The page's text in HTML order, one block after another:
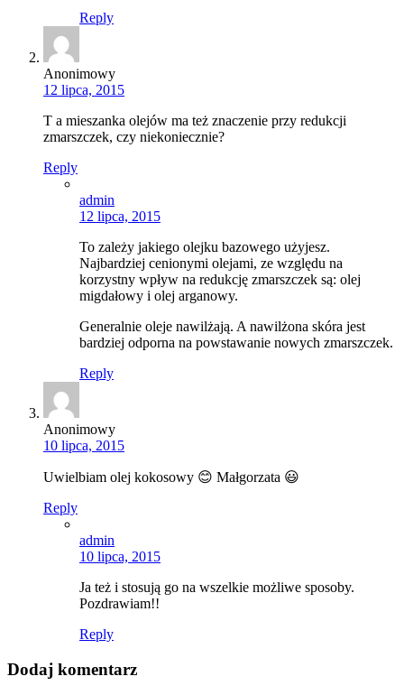
Reply
Anonimowy
12 lipca, 2015
T a mieszanka olejów ma też znaczenie przy redukcji
zmarszczek, czy niekoniecznie?
Reply
admin
12 lipca, 2015
To zależy jakiego olejku bazowego użyjesz.
Najbardziej cenionymi olejami, ze względu na
korzystny wpływ na redukcję zmarszczek są: olej
migdałowy i olej arganowy.
Generalnie oleje nawilżają. A nawilżona skóra jest
bardziej odporna na powstawanie nowych zmarszczek.
Reply
Anonimowy
10 lipca, 2015
Uwielbiam olej kokosowy 😊 Małgorzata 😃
Reply
admin
10 lipca, 2015
Ja też i stosują go na wszelkie możliwe sposoby.
Pozdrawiam!!
Reply
Dodaj komentarz